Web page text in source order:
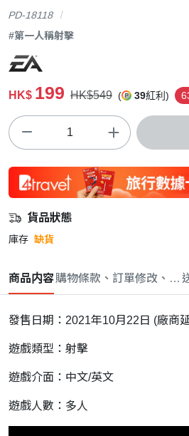
PD-18118
#第一人稱射擊
HK$ 199 HK$549 ( 39紅利)
貨品狀態
庫存 缺貨
商品内容購物條款、訂單修改、取
發售日期：2021年10月22日 (廠商
遊戲類型：射擊
遊戲介面：中文/英文
遊戲人數：多人